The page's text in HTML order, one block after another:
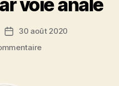
Date30 août 2020
sur